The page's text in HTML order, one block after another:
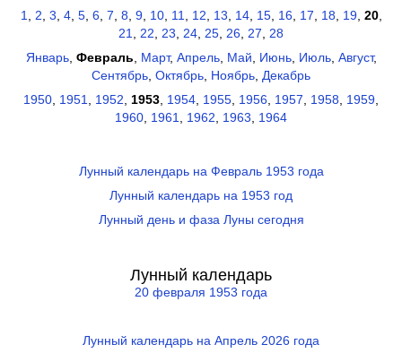
1
2 3 4, 5, 6, 7 8 9, 10, 11 12 13 14, 15, 16, 17 18 19, 20,
21
22 23 24 25 26 27
28
Январь, Февраль Март, Апрель, Май Июнь, Июль, Август,
Сентябрь Октябрь Ноябрь Декабрь
1950 1951 1952 1953 1954 1955 1956 1957 1958 1959
1960 1961 1962 1963 1964
Лунный календарь на Февраль 1953 года
Лунный календарь на 1953 год
Лунный день и фаза Луны сегодня
Лунный календарь
20 февраля 1953 года
Лунный календарь на Апрель 2026 года